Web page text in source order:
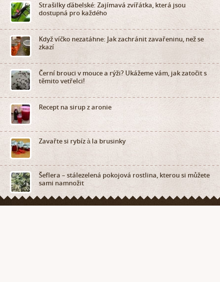
Strašilky ďábelské: Zajímavá zvířátka, která jsou
dostupná pro každého
Když víčko nezatáhne: Jak zachránit zavařeninu, než se
zkazí
Černí brouci v mouce a rýži? Ukážeme vám, jak zatočit s
těmito vetřelci!
Recept na sirup z aronie
Zavařte si rybíz à la brusinky
Šeflera – stálezelená pokojová rostlina, kterou si můžete
sami namnožit